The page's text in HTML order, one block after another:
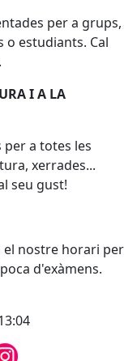
per a grups,
o estudiants. Cal
I A LA
a totes les
xerrades...
seu gust!
el nostre horari per
d'exàmens.